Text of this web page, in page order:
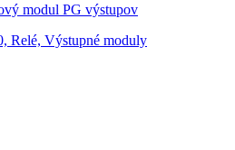
modul PG výstupov
Relé, Výstupné moduly